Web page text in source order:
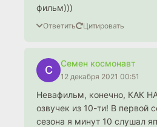
фильм)))
Ответить Цитировать
С
Семен космонавт
12 декабря 2021 00:51
Невафильм, конечно, КАК
озвучек из 10-ти! В первой
сезона я минут 10 слушал